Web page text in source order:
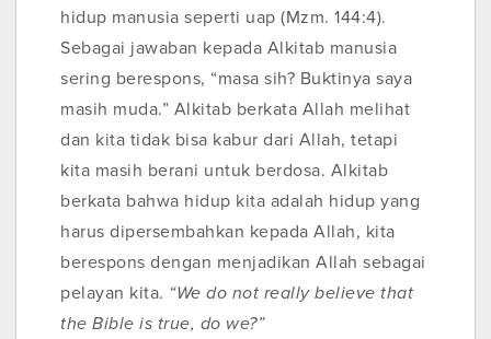
hidup manusia seperti uap (Mzm. 144:4).
Sebagai jawaban kepada Alkitab manusia
sering berespons, “masa sih? Buktinya saya
masih muda.” Alkitab berkata Allah melihat
dan kita tidak bisa kabur dari Allah, tetapi
kita masih berani untuk berdosa. Alkitab
berkata bahwa hidup kita adalah hidup yang
harus dipersembahkan kepada Allah, kita
berespons dengan menjadikan Allah sebagai
pelayan kita. “We do not really believe that
the Bible is true, do we?”